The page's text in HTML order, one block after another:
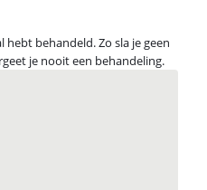
behandeld. Zo sla je geen
je nooit een behandeling.